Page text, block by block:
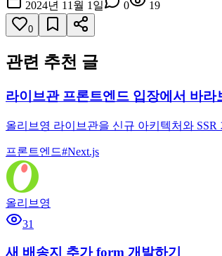
2024년 11월 1일
0 19
0
관련 추천 글
라이브관 프론트엔드 입장에서 바라
올리브영 라이브관을 신규 아키텍처와
프론트엔드#Next.js
올리브영
31
새 배송지 추가 form 개발하기